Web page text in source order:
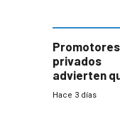
enorme
potencial
Promotores
privados
advierten
nuevo
Hace 3 días